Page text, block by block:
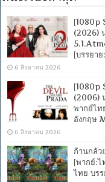
[1080p
(2026)
[บรรยา
6 สิงหาคม 2026
[1080p
(2006)
พากย์ไ
อังกฤษ
6 สิงหาคม 2026
ก้านกล้
[พากย์:ไ
ไทย บร